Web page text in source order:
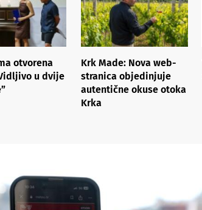
otvorena
u dvije
Krk Made: Nova web-
stranica objedinjuje
autentične okuse otoka
Krka